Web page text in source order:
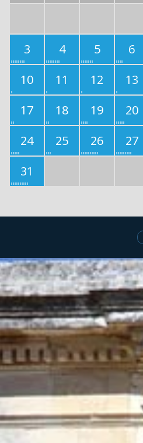
3
4 5 6
10
11 12 13
17
18 19 20
24
25 26 27
31